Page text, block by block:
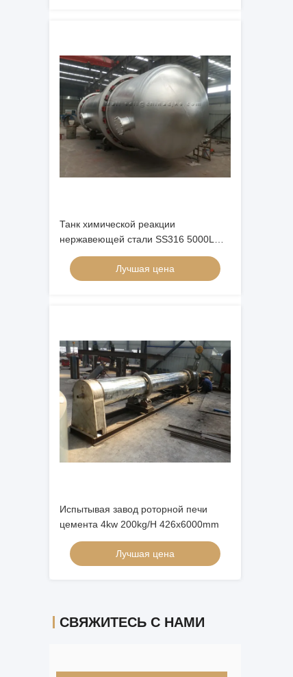
Танк химической реакции
нержавеющей стали SS316 5000L
7.5KW
Лучшая цена
Испытывая завод роторной печи
цемента 4kw 200kg/H 426x6000mm
Лучшая цена
СВЯЖИТЕСЬ С НАМИ